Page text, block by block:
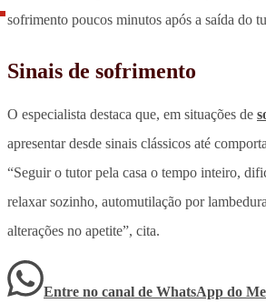
sofrimento poucos minutos após a saída do
Sinais de sofrimento
O especialista destaca que, em situações de
apresentar desde sinais clássicos até
“Seguir o tutor pela casa o tempo inteiro,
relaxar sozinho, automutilação por
alterações no apetite”, cita.
Entre no canal de WhatsApp do